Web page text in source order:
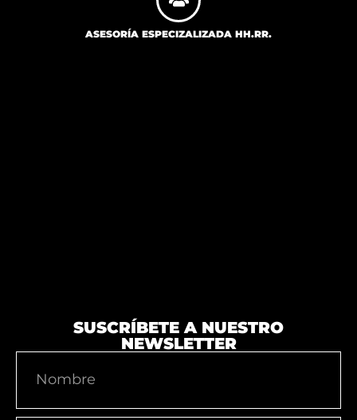
ASESORÍA ESPECIZALIZADA HH.RR.
SUSCRÍBETE A NUESTRO
NEWSLETTER